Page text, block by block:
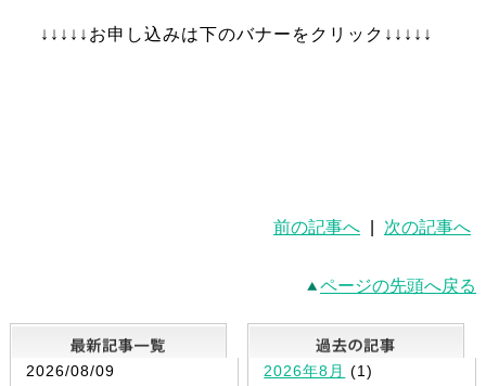
↓↓↓↓↓お申し込みは下のバナーをクリック↓↓↓↓↓
前の記事へ 次の記事へ
ページの先頭へ戻る
最新記事一覧
2026/08/09
2026年8月 (1)